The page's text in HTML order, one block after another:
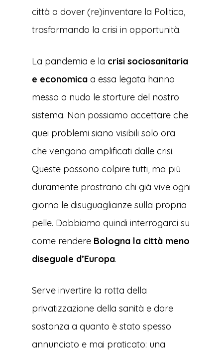
città a dover (re)inventare la Politica,
trasformando la crisi in opportunità.
La pandemia e la crisi sociosanitaria
e economica a essa legata hanno
messo a nudo le storture del nostro
sistema. Non possiamo accettare che
quei problemi siano visibili solo ora
che vengono amplificati dalle crisi.
Queste possono colpire tutti, ma più
duramente prostrano chi già vive ogni
giorno le disuguaglianze sulla propria
pelle. Dobbiamo quindi interrogarci su
come rendere Bologna la città meno
diseguale d’Europa.
Serve invertire la rotta della
privatizzazione della sanità e dare
sostanza a quanto è stato spesso
annunciato e mai praticato: una